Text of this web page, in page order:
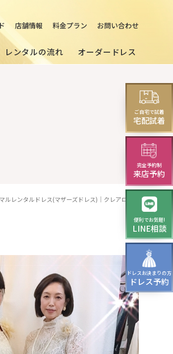
店舗情報 料金プラン お問い合わせ
演奏会・発表会・舞台用
華やかロングドレス・
レス
レンタルの流れ オーダードレス
ルレンタルドレス(マザーズドレス)｜クレアローズ
ご自宅で試着
宅配試着
完全予約制
来店予約
便利でお気軽!
LINE相談
ドレスお決まりの方
ドレス予約